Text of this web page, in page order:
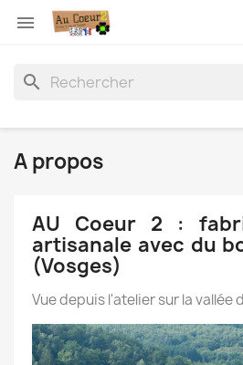

search
A propos
AU Coeur 2 :
artisanale avec du
(Vosges)
Vue depuis l'atelier sur la vallée